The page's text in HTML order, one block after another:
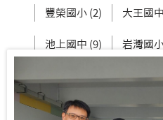
豐榮國小 (2) 大王國
池上國中 (9) 岩灣國
豐田國中 (2)